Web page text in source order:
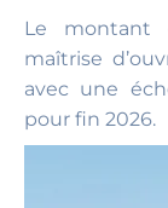
Le montant
maîtrise
avec une
pour fin 2026.